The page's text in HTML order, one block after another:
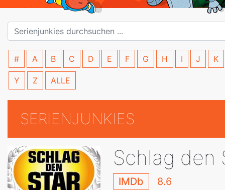
# A B C D E F G H I J K
Y Z ALLE
SERIENJUNKIES
Schlag den
IMDb 8.6